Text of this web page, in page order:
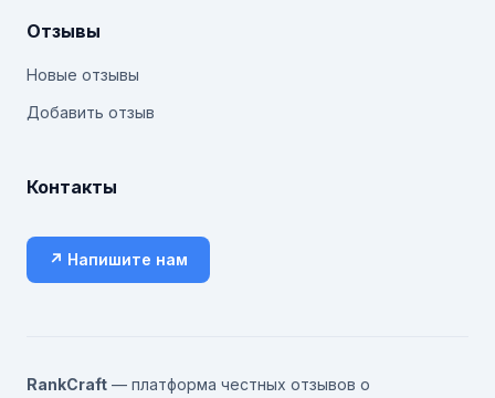
Отзывы
Новые отзывы
Добавить отзыв
Контакты
↗ Напишите нам
RankCraft — платформа честных отзывов о